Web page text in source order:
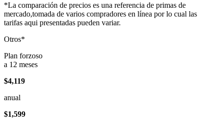
*La comparación de precios es una referencia de primas de
mercado,tomada de varios compradores en línea por lo cual las
tarifas aqui presentadas pueden variar.
Otros*
Plan forzoso
a 12 meses
$4,119
anual
$1,599